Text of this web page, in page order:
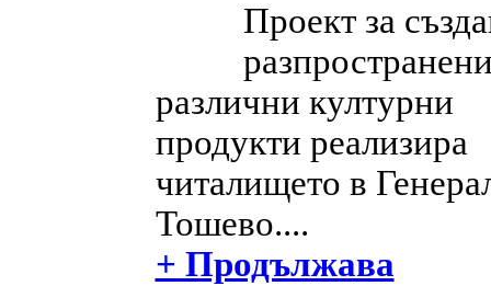
Проект за
различни културни
продукти реализира
читалището в
Тошево....
+ Продължава